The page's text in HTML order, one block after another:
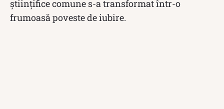
științifice comune s-a transformat într-o
frumoasă poveste de iubire.